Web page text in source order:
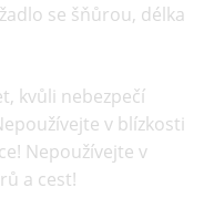
se šňůrou, délka
kvůli nebezpečí
v blízkosti
Nepoužívejte v
a cest!